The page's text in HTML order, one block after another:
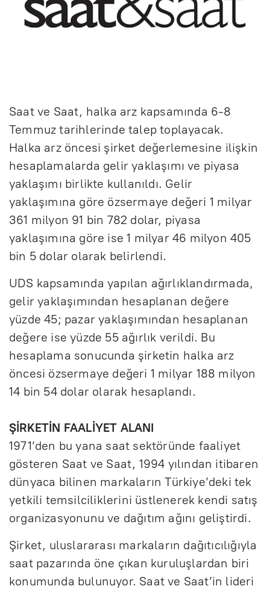
Saat ve Saat, halka arz kapsamında 6-8
Temmuz tarihlerinde talep toplayacak.
Halka arz öncesi şirket değerlemesine ilişkin
hesaplamalarda gelir yaklaşımı ve piyasa
yaklaşımı birlikte kullanıldı. Gelir
yaklaşımına göre özsermaye değeri 1 milyar
361 milyon 91 bin 782 dolar, piyasa
yaklaşımına göre ise 1 milyar 46 milyon 405
bin 5 dolar olarak belirlendi.
UDS kapsamında yapılan ağırlıklandırmada,
gelir yaklaşımından hesaplanan değere
yüzde 45; pazar yaklaşımından hesaplanan
değere ise yüzde 55 ağırlık verildi. Bu
hesaplama sonucunda şirketin halka arz
öncesi özsermaye değeri 1 milyar 188 milyon
14 bin 54 dolar olarak hesaplandı.
ŞİRKETİN FAALİYET ALANI
1971’den bu yana saat sektöründe faaliyet
gösteren Saat ve Saat, 1994 yılından itibaren
dünyaca bilinen markaların Türkiye’deki tek
yetkili temsilciliklerini üstlenerek kendi satış
organizasyonunu ve dağıtım ağını geliştirdi.
Şirket, uluslararası markaların dağıtıcılığıyla
saat pazarında öne çıkan kuruluşlardan biri
konumunda bulunuyor. Saat ve Saat’in lideri